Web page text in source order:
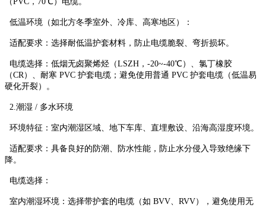
低温环境（如北方冬季室外、冷库、高寒地区）：
适配要求：选择耐低温护套材料，防止电缆脆裂、弯折损坏。
电缆选择：低烟无卤聚烯烃（LSZH，-20~-40℃）、氯丁橡胶
（CR）、耐寒 PVC 护套电缆；避免使用普通 PVC 护套电缆（低温易
硬化开裂）。
2.潮湿 / 多水环境
环境特征：室内潮湿区域、地下车库、直埋敷设、沿海高湿度环境。
适配要求：具备良好的防潮、防水性能，防止水分侵入导致绝缘下
降。
电缆选择：
室内潮湿环境：选择带护套的电缆（如 BVV、RVV），避免使用无